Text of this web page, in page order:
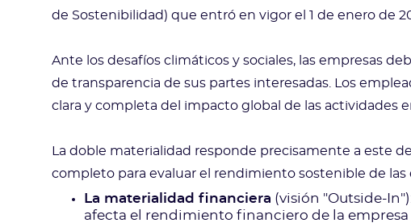
de Sostenibilidad) que entró en vigor el 1 de enero de
Ante los desafíos climáticos y sociales, las empresas
de transparencia de sus partes interesadas. Los
clara y completa del impacto global de las actividades
La doble materialidad responde precisamente a este
completo para evaluar el rendimiento sostenible de
La materialidad financiera (visión "Outside-
afecta el rendimiento financiero de la empresa